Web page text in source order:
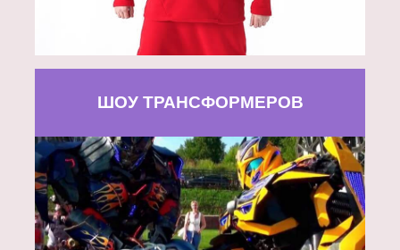
ШОУ ТРАНСФОРМЕРОВ